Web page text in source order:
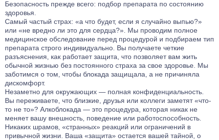
Лечение от Опиума
Лечение от Фенобарбитала
Лечение от Эфедрина
Лечение от Трамадола
Лечение от Метадона
Лечение наркомании гипнозом
Лечение от Габапентина
Наркологический стационар
Ресоциализация наркозависимых
Телефон доверия
Кодирование на 6 месяцев
Кодирование на 1 год
Компьютерное кодирование
Лечение гипомании
Лечение психопатии
Лечение мании преследования
Лечение энкопреза
Лечение СДВГ
Лечение социопатии
Лечениедетских неврозов
Лечение булимии
Лечение клаустрофобии
Лечение сонливости
Лечение аутизма
Безопасность прежде всего: подбор препарата по состоянию
здоровья.
Самый частый страх: «а что будет, если я случайно выпью?»
или «не вредно ли это для сердца?». Мы проводим полное
медицинское обследование перед процедурой и подбираем тип
препарата строго индивидуально. Вы получаете четкие
разъяснения, как работает защита, что позволяет вам жить
обычной жизнью без постоянного страха за свое здоровье. Мы
заботимся о том, чтобы блокада защищала, а не причиняла
дискомфорт.
Незаметно для окружающих — полная конфиденциальность.
Вы переживаете, что близкие, друзья или коллеги заметят «что-
то не то»? Алкоблокада — это процедура, которая никак не
меняет вашу внешность, поведение или работоспособность.
Никаких шрамов, «странных» реакций или ограничений в
привычной жизни. Ваша «защита» остается вашей тайной, о